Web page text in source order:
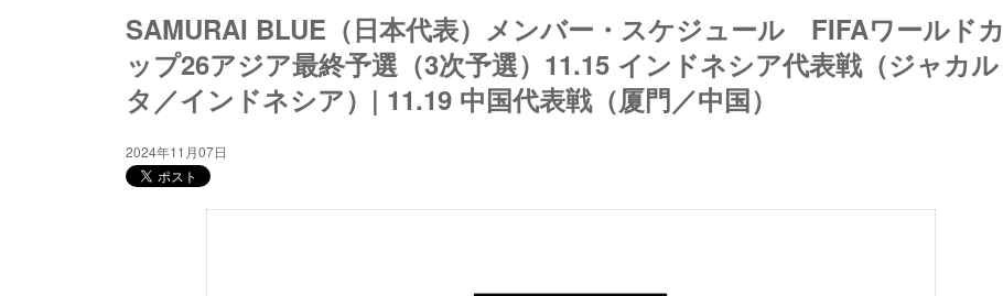
SAMURAI BLUE（日本代表）メンバー・スケジュール FIFAワールドカ
ップ26アジア最終予選（3次予選）11.15 インドネシア代表戦（ジャカル
タ／インドネシア）| 11.19 中国代表戦（厦門／中国）
2024年11月07日